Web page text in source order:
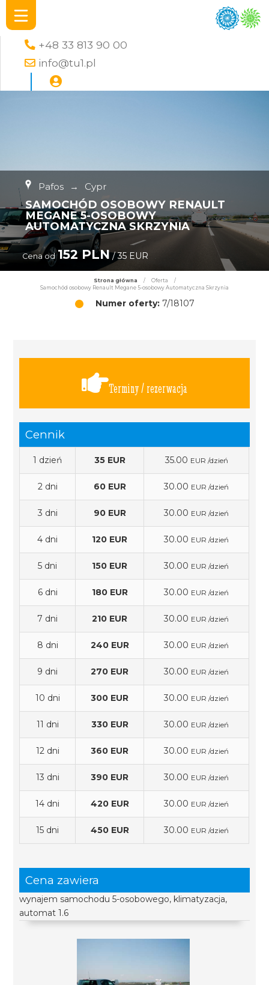
+48 33 813 90 00
info@tu1.pl
Pafos → Cypr
SAMOCHÓD OSOBOWY RENAULT
MEGANE 5-OSOBOWY
AUTOMATYCZNA SKRZYNIA
Cena od 152 PLN/ 35 EUR
Strona główna / Oferta
/
Samochód osobowy Renault Megane 5-osobowy Automatyczna Skrzynia
Numer oferty:7/18107
Terminy / rezerwacja
Cennik
1 dzień 35 EUR 35.00 EUR /dzień
2 dni 60 EUR 30.00 EUR /dzień
3 dni 90 EUR 30.00 EUR /dzień
4 dni 120 EUR 30.00 EUR /dzień
5 dni 150 EUR 30.00 EUR /dzień
6 dni 180 EUR 30.00 EUR /dzień
7 dni 210 EUR 30.00 EUR /dzień
8 dni 240 EUR 30.00 EUR /dzień
9 dni 270 EUR 30.00 EUR /dzień
10 dni 300 EUR 30.00 EUR /dzień
11 dni 330 EUR 30.00 EUR /dzień
12 dni 360 EUR 30.00 EUR /dzień
13 dni 390 EUR 30.00 EUR /dzień
14 dni 420 EUR 30.00 EUR /dzień
15 dni 450 EUR 30.00 EUR /dzień
Cena zawiera
wynajem samochodu 5-osobowego, klimatyzacja,
automat 1.6